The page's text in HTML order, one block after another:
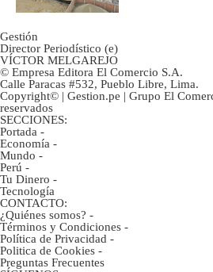
Gestión
Director Periodístico (e)
VÍCTOR MELGAREJO
© Empresa Editora El Comercio S.A.
Calle Paracas #532, Pueblo Libre, Lima.
Copyright© | Gestion.pe | Grupo El
reservados
SECCIONES:
Portada -
Economía -
Mundo -
Perú -
Tu Dinero -
Tecnología
CONTACTO:
¿Quiénes somos? -
Términos y Condiciones -
Política de Privacidad -
Politica de Cookies -
Preguntas Frecuentes